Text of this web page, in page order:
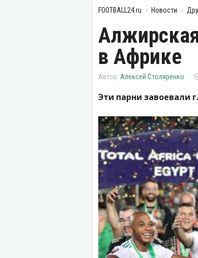
FOOTBALL24.ru Новости
в Африке
Алексей Столяренко
Эти парни завоевали